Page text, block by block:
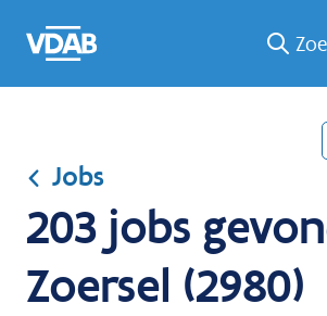
naar
een
een
job
naar
Jobs
203 jobs
Zoersel (2980)